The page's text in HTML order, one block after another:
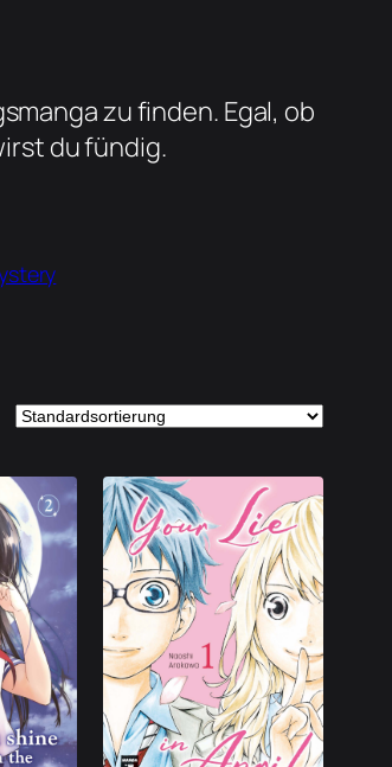
zu finden. Egal, ob
du fündig.